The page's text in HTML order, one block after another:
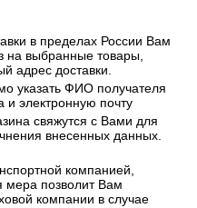
в пределах России Вам
на выбранные товары,
адрес доставки.
указать ФИО получателя
электронную почту
свяжутся с Вами для
внесенных данных.
компанией,
мера позволит Вам
компании в случае